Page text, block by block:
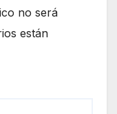
no será
están